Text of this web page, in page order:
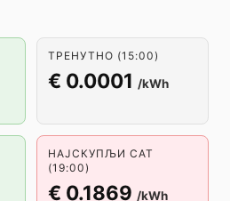
ТРЕНУТНО (15:00)
€ 0.0001 /kWh
НАЈСКУПЉИ САТ
(19:00)
€ 0.1869 /kWh